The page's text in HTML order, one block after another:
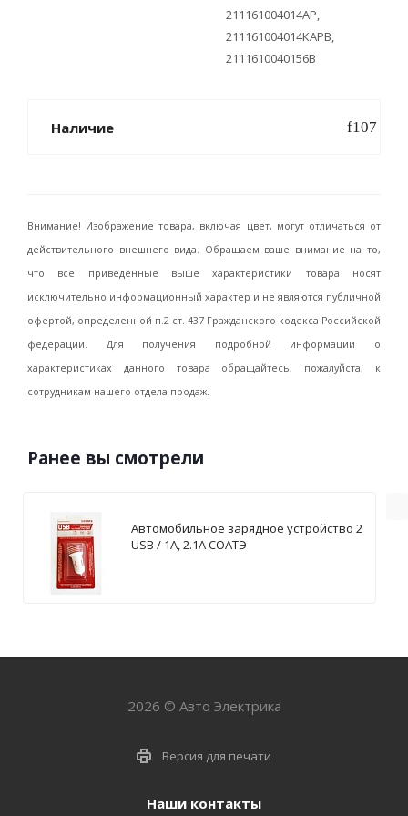
211161004014АР,
211161004014КАРB,
2111610040156B
Наличие
Внимание! Изображение товара, включая цвет, могут отличаться от
действительного внешнего вида. Обращаем ваше внимание на то,
что все приведённые выше характеристики товара носят
исключительно информационный характер и не являются публичной
офертой, определенной п.2 ст. 437 Гражданского кодекса Российской
федерации. Для получения подробной информации о
характеристиках данного товара обращайтесь, пожалуйста, к
сотрудникам нашего отдела продаж.
Ранее вы смотрели
Автомобильное зарядное устройство 2
USB / 1А, 2.1А СОАТЭ
2026 © Авто Электрика
Версия для печати
Наши контакты